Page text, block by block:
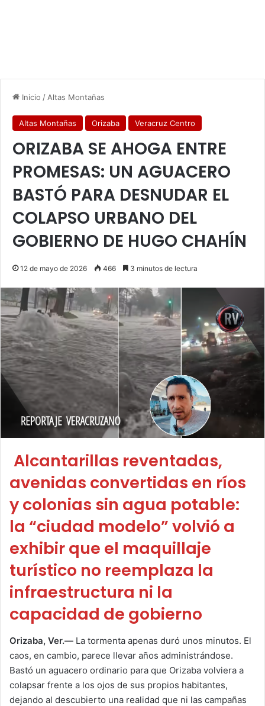
Inicio / Altas Montañas
Altas Montañas Orizaba Veracruz Centro
ORIZABA SE AHOGA ENTRE
PROMESAS: UN AGUACERO
BASTÓ PARA DESNUDAR EL
COLAPSO URBANO DEL
GOBIERNO DE HUGO CHAHÍN
12 de mayo de 2026 466 3 minutos de lectura
Alcantarillas reventadas,
avenidas convertidas en ríos
y colonias sin agua potable:
la “ciudad modelo” volvió a
exhibir que el maquillaje
turístico no reemplaza la
infraestructura ni la
capacidad de gobierno
Orizaba, Ver.— La tormenta apenas duró unos minutos. El
caos, en cambio, parece llevar años administrándose.
Bastó un aguacero ordinario para que Orizaba volviera a
colapsar frente a los ojos de sus propios habitantes,
dejando al descubierto una realidad que ni las campañas